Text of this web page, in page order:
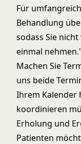
Für
Behandlung
sodass Sie
einmal
Machen Sie
uns beide
Ihrem Kalender
koordinieren
Erholung und
Patienten